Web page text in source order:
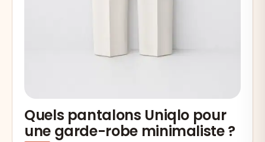
Quels pantalons Uniqlo pour
une garde-robe minimaliste ?